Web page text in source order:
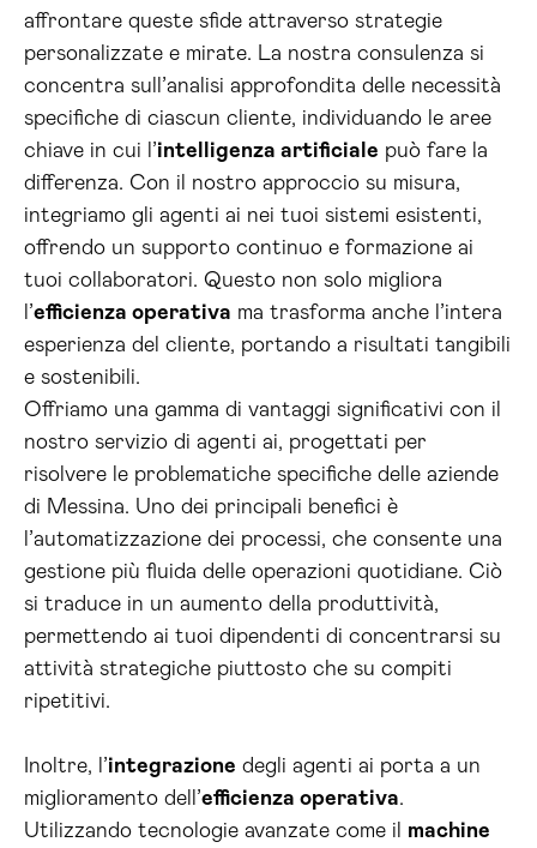
affrontare queste sfide attraverso strategie
personalizzate e mirate. La nostra consulenza si
concentra sull’analisi approfondita delle necessità
specifiche di ciascun cliente, individuando le aree
chiave in cui l’intelligenza artificiale può fare la
differenza. Con il nostro approccio su misura,
integriamo gli agenti ai nei tuoi sistemi esistenti,
offrendo un supporto continuo e formazione ai
tuoi collaboratori. Questo non solo migliora
l’efficienza operativa ma trasforma anche l’intera
esperienza del cliente, portando a risultati tangibili
e sostenibili.
Offriamo una gamma di vantaggi significativi con il
nostro servizio di agenti ai, progettati per
risolvere le problematiche specifiche delle aziende
di Messina. Uno dei principali benefici è
l’automatizzazione dei processi, che consente una
gestione più fluida delle operazioni quotidiane. Ciò
si traduce in un aumento della produttività,
permettendo ai tuoi dipendenti di concentrarsi su
attività strategiche piuttosto che su compiti
ripetitivi.
Inoltre, l’integrazione degli agenti ai porta a un
miglioramento dell’efficienza operativa.
Utilizzando tecnologie avanzate come il machine